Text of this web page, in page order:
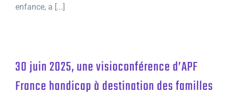
enfance, a [...]
30 juin 2025, une visioconférence d’APF
France handicap à destination des familles